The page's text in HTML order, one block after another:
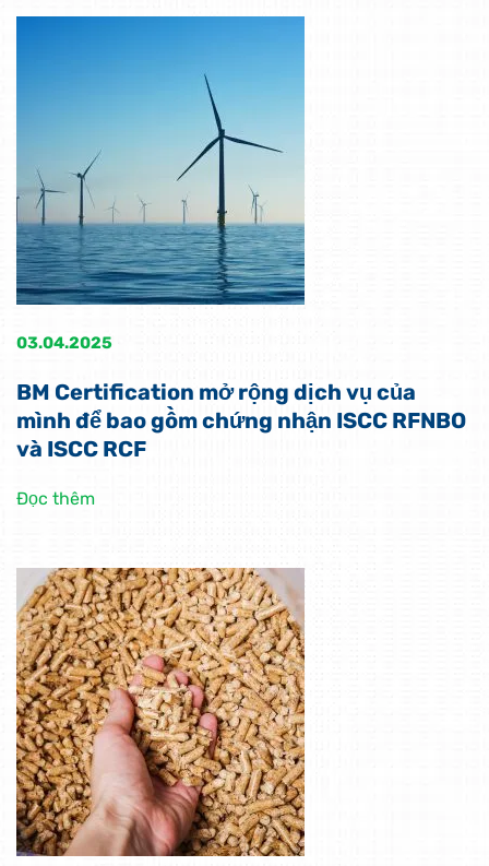
03.04.2025
BM Certification mở rộng dịch vụ của
mình để bao gồm chứng nhận ISCC RFNBO
và ISCC RCF
Đọc thêm